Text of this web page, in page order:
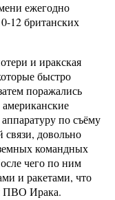
ежегодно
12 британских
и иракская
быстро
поражались
по съёму
связи, довольно
командных
чего по ним
и ракетами, что
ПВО Ирака.